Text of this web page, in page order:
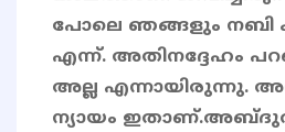
പോലെ ഞങ്ങളും നബി
എന്ന്. അതിനദ്ദേഹം
അല്ല എന്നായിരുന്നു.
ന്യായം